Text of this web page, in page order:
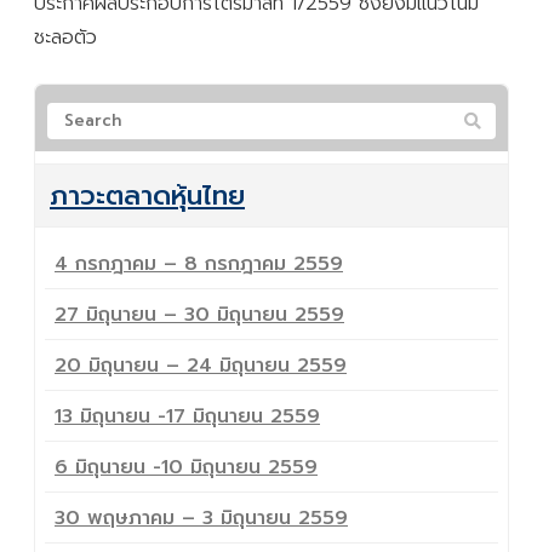
ชะลอตัว
ภาวะตลาดหุ้นไทย
4 กรกฎาคม – 8 กรกฎาคม 2559
27 มิถุนายน – 30 มิถุนายน 2559
20 มิถุนายน – 24 มิถุนายน 2559
13 มิถุนายน -17 มิถุนายน 2559
6 มิถุนายน -10 มิถุนายน 2559
30 พฤษภาคม – 3 มิถุนายน 2559